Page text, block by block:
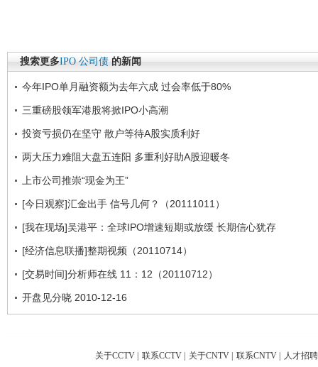
搜索更多IPO 公司债 的新闻
今年IPO单月融资额为去年六成 过会率低于80%
三重磅股领军港股将掀IPO小高潮
投资亏损仍在坚守 散户等待A股实质利好
两大压力难阻大盘五连阳 多重利好助A股迎暖冬
上市公司推崇“现金为王”
[今日观察]汇金出手 信号几何？（20111011）
[我在现场]吴港平：全球IPO增速短期或放缓 长期信心犹存
[经济信息联播]整期视频（20110714）
[交易时间]分析师在线 11：12（20110712）
开盘见分晓 2010-12-16
关于CCTV | 联系CCTV | 关于CNTV | 联系CNTV | 人才招聘